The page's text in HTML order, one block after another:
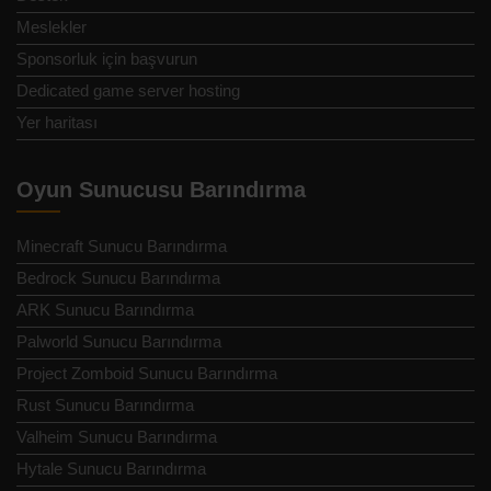
Meslekler
Sponsorluk için başvurun
Dedicated game server hosting
Yer haritası
Oyun Sunucusu Barındırma
Minecraft Sunucu Barındırma
Bedrock Sunucu Barındırma
ARK Sunucu Barındırma
Palworld Sunucu Barındırma
Project Zomboid Sunucu Barındırma
Rust Sunucu Barındırma
Valheim Sunucu Barındırma
Hytale Sunucu Barındırma